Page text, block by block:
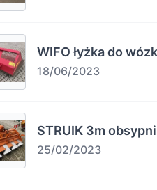
WIFO łyżka do
18/06/2023
STRUIK 3m
25/02/2023